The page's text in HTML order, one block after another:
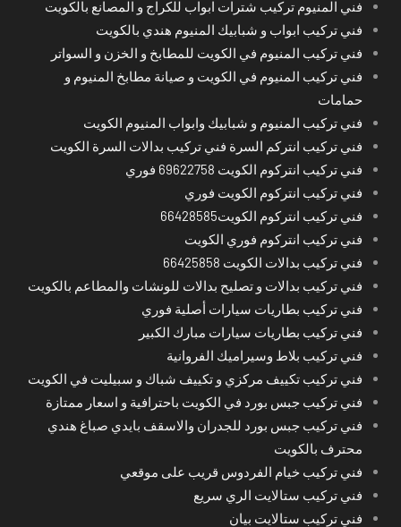
فني المنيوم تركيب شترات ابواب للكراج و المصانع بالكويت
فني تركيب ابواب و شبابيك المنيوم هندي بالكويت
فني تركيب المنيوم في الكويت للمطابخ و الخزن و السواتر
فني تركيب المنيوم في الكويت و صيانة مطابخ المنيوم و
حمامات
فني تركيب المنيوم و شبابيك وابواب المنيوم الكويت
فني تركيب انتركم السرة فني تركيب بدالات السرة الكويت
فني تركيب انتركوم الكويت 69622758 فوري
فني تركيب انتركوم الكويت فوري
فني تركيب انتركوم الكويت66428585
فني تركيب انتركوم فوري الكويت
فني تركيب بدالات الكويت 66425858
فني تركيب بدالات و تصليح بدالات للونشات والمطاعم بالكويت
فني تركيب بطاريات سيارات أصلية فوري
فني تركيب بطاريات سيارات مبارك الكبير
فني تركيب بلاط وسيراميك الفروانية
فني تركيب تكييف مركزي و تكييف شباك و سبيليت في الكويت
فني تركيب جبس بورد في الكويت باحترافية و اسعار ممتازة
فني تركيب جبس بورد للجدران والاسقف بايدي صباغ هندي
محترف بالكويت
فني تركيب خيام الفردوس قريب على موقعي
فني تركيب ستالايت الري سريع
فني تركيب ستالايت بيان